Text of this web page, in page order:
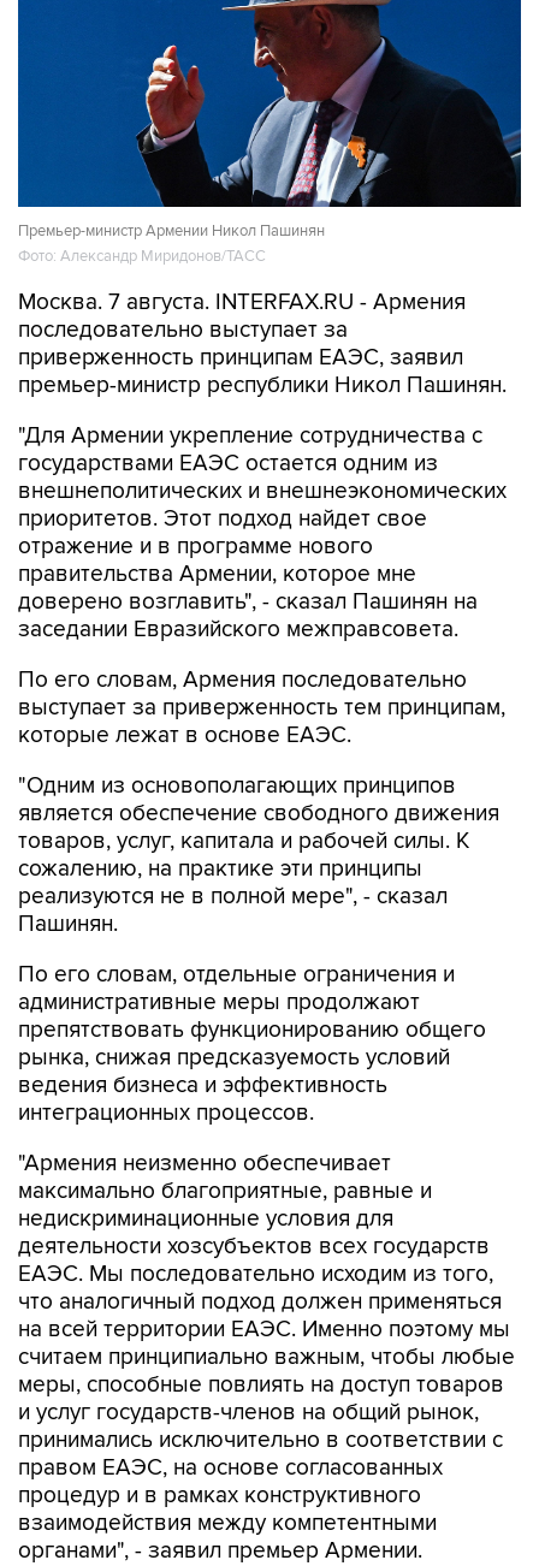
Премьер-министр Армении Никол Пашинян
Фото: Александр Миридонов/ТАСС
Москва. 7 августа. INTERFAX.RU - Армения
последовательно выступает за
приверженность принципам ЕАЭС, заявил
премьер-министр республики Никол Пашинян.
"Для Армении укрепление сотрудничества с
государствами ЕАЭС остается одним из
внешнеполитических и внешнеэкономических
приоритетов. Этот подход найдет свое
отражение и в программе нового
правительства Армении, которое мне
доверено возглавить", - сказал Пашинян на
заседании Евразийского межправсовета.
По его словам, Армения последовательно
выступает за приверженность тем принципам,
которые лежат в основе ЕАЭС.
"Одним из основополагающих принципов
является обеспечение свободного движения
товаров, услуг, капитала и рабочей силы. К
сожалению, на практике эти принципы
реализуются не в полной мере", - сказал
Пашинян.
По его словам, отдельные ограничения и
административные меры продолжают
препятствовать функционированию общего
рынка, снижая предсказуемость условий
ведения бизнеса и эффективность
интеграционных процессов.
"Армения неизменно обеспечивает
максимально благоприятные, равные и
недискриминационные условия для
деятельности хозсубъектов всех государств
ЕАЭС. Мы последовательно исходим из того,
что аналогичный подход должен применяться
на всей территории ЕАЭС. Именно поэтому мы
считаем принципиально важным, чтобы любые
меры, способные повлиять на доступ товаров
и услуг государств-членов на общий рынок,
принимались исключительно в соответствии с
правом ЕАЭС, на основе согласованных
процедур и в рамках конструктивного
взаимодействия между компетентными
органами", - заявил премьер Армении.